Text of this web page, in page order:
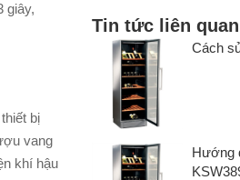
giây,
bị
vang
khí hậu
Tin tức liên quan
Cách
Hướng